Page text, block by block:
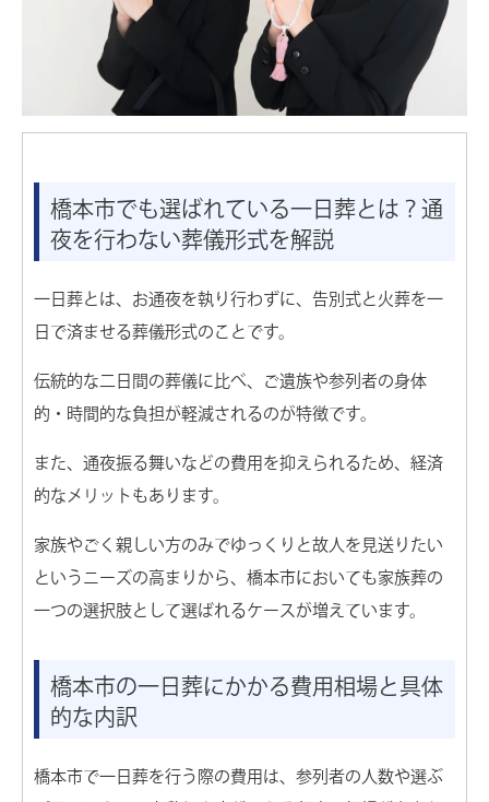
セレモニーホール 天雫 はしもと
セレモニーホール 天雫 りんかん
├ 1階家族葬小ホール
かつらぎ斎場
りんかん斎場ホール
橋本市高野口斎場
最優先でご対応します
橋本市でも選ばれている一日葬とは？通
夜を行わない葬儀形式を解説
一日葬とは、お通夜を執り行わずに、告別式と火葬を一
日で済ませる葬儀形式のことです。
伝統的な二日間の葬儀に比べ、ご遺族や参列者の身体
的・時間的な負担が軽減されるのが特徴です。
また、通夜振る舞いなどの費用を抑えられるため、経済
的なメリットもあります。
家族やごく親しい方のみでゆっくりと故人を見送りたい
というニーズの高まりから、橋本市においても家族葬の
一つの選択肢として選ばれるケースが増えています。
橋本市の一日葬にかかる費用相場と具体
的な内訳
橋本市で一日葬を行う際の費用は、参列者の人数や選ぶ